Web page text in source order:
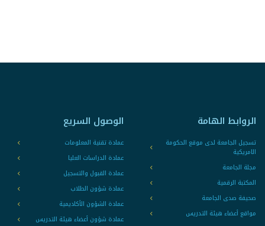
الروابط الهامة
تسجيل الجامعة لدى موقع الحكومة
الامريكية
مجلة الجامعة
المكتبة الرقمية
صحيفة صدى الجامعة
مواقع أعضاء هيئة التدريس
الوصول السريع
عمادة تقنية المعلومات
عمادة الدراسات العليا
عمادة القبول والتسجيل
عمادة شؤون الطلاب
عمادة الشؤون الأكاديمية
عمادة شؤون أعضاء هيئة التدريس